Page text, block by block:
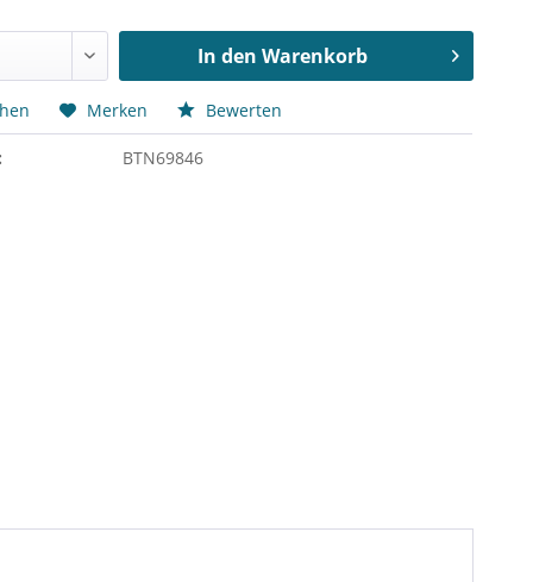
In den Warenkorb
Merken Bewerten
BTN69846